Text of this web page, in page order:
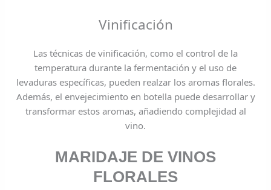
Vinificación
Las técnicas de vinificación, como el control de la
temperatura durante la fermentación y el uso de
levaduras específicas, pueden realzar los aromas florales.
Además, el envejecimiento en botella puede desarrollar y
transformar estos aromas, añadiendo complejidad al
vino.
MARIDAJE DE VINOS
FLORALES